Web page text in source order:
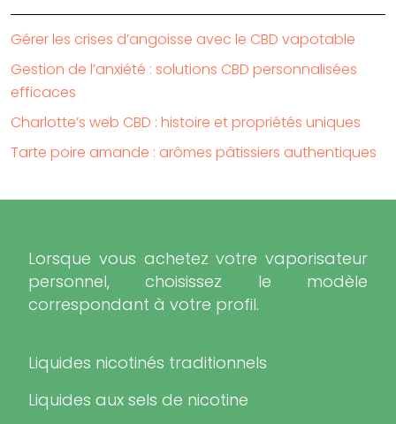
Gérer les crises d’angoisse avec le CBD vapotable
Gestion de l’anxiété : solutions CBD personnalisées
efficaces
Charlotte’s web CBD : histoire et propriétés uniques
Tarte poire amande : arômes pâtissiers authentiques
Lorsque vous achetez votre vaporisateur
personnel, choisissez le modèle
correspondant à votre profil.
Liquides nicotinés traditionnels
Liquides aux sels de nicotine